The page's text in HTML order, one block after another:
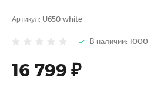
Артикул: U650 white
В наличии: 1000
16 799 ₽